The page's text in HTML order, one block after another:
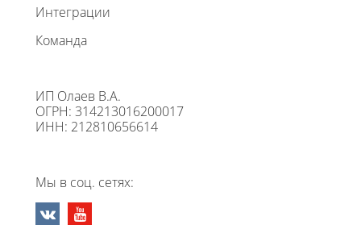
Интеграции
Команда
ИП Олаев В.А.
ОГРН: 314213016200017
ИНН: 212810656614
Мы в соц. сетях: